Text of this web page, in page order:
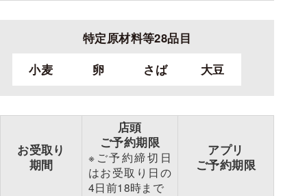
特定原材料等28品目
小麦
卵 さば 大豆
お受取り
期間
店頭
ご予約期限
※ご予約締切日
はお受取り日の
4日前18時まで
アプリ
ご予約期限